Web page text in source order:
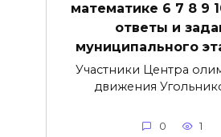
математике 6 7 8 9
ответы и
муниципального
Участники Центра
движения
0 1